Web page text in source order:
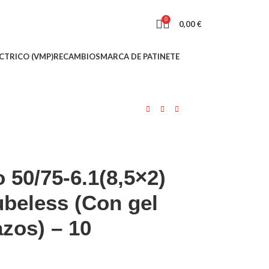
0 0,00€
(VMP)RECAMBIOSMARCA DE PATINETE
50/75-6.1(8,5×2)
(Con gel
– 10